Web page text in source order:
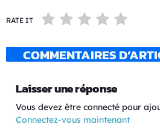
RATE IT
COMMENTAIRES
Laisser une réponse
Vous devez être connecté pour
Connectez-vous maintenant